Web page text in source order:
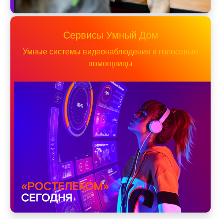
Сервисы Умный Дом
Умные системы видеонаблюдения и голосовые
помощницы